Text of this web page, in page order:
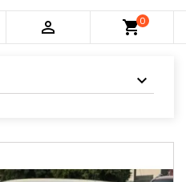
 shopping_cart0